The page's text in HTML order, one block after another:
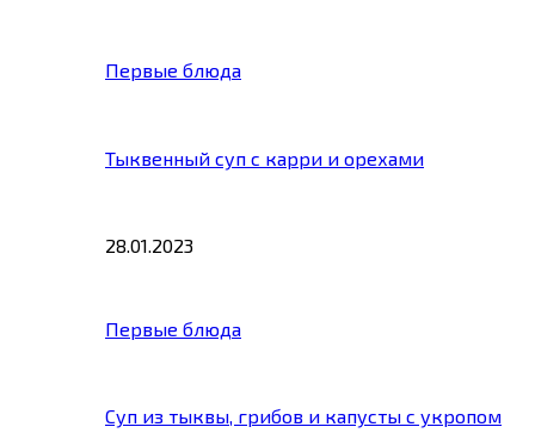
Первые блюда
Тыквенный суп с карри и орехами
28.01.2023
Первые блюда
Суп из тыквы, грибов и капусты с укропом